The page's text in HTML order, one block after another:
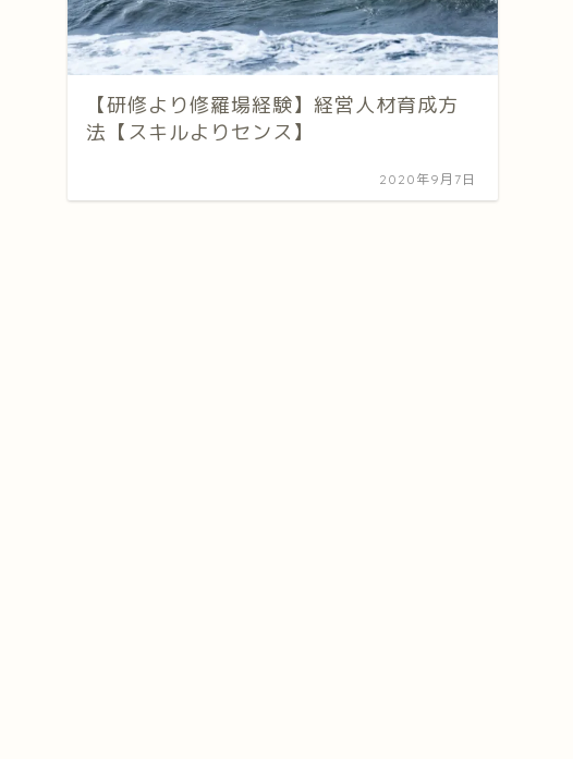
【研修より修羅場経験】経営人材育成方
法【スキルよりセンス】
2020年9月7日